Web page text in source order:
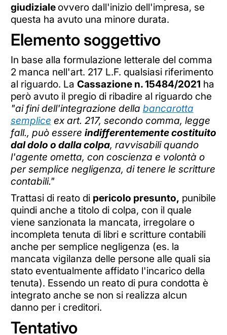
giudiziale ovvero dall'inizio dell'impresa, se
questa ha avuto una minore durata.
Elemento soggettivo
In base alla formulazione letterale del comma
2 manca nell'art. 217 L.F. qualsiasi riferimento
al riguardo. La Cassazione n. 15484/2021 ha
però avuto il pregio di ribadire al riguardo che
"ai fini dell'integrazione della bancarotta
semplice ex art. 217, secondo comma, legge
fall., può essere indifferentemente costituito
dal dolo o dalla colpa, ravvisabili quando
l'agente ometta, con coscienza e volontà o
per semplice negligenza, di tenere le scritture
contabili."
Trattasi di reato di pericolo presunto, punibile
quindi anche a titolo di colpa, con il quale
viene sanzionata la mancata, irregolare o
incompleta tenuta di libri e scritture contabili
anche per semplice negligenza (es. la
mancata vigilanza delle persone alle quali sia
stato eventualmente affidato l'incarico della
tenuta). Essendo un reato di pura condotta è
integrato anche se non si realizza alcun
danno per i creditori.
Tentativo